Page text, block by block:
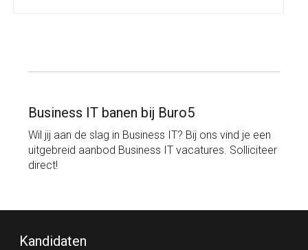
Business IT banen bij Buro5
Wil jij aan de slag in Business IT? Bij ons vind je een
uitgebreid aanbod Business IT vacatures. Solliciteer
direct!
Kandidaten